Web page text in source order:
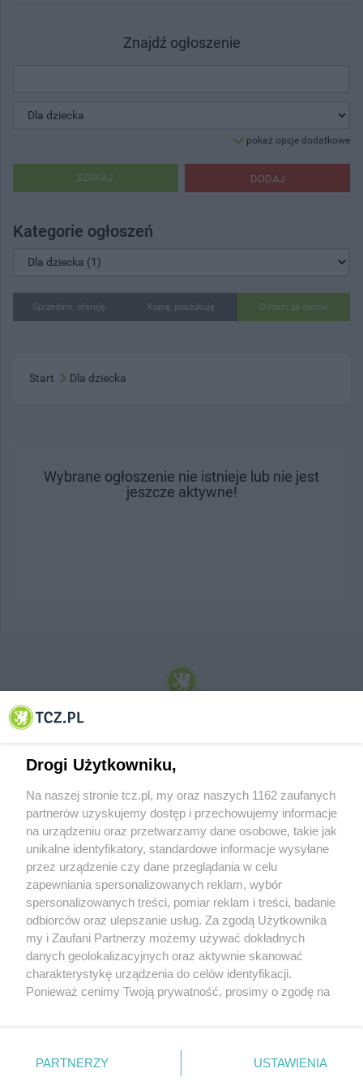
Znajdź ogłoszenie
pokaż opcje dodatkowe
DODAJ
SZUKAJ
Kategorie ogłoszeń
Sprzedam, oferuję Kupię, poszukuję Oddam za darmo
Start Dla dziecka
Wybrane ogłoszenie nie istnieje lub nie jest
jeszcze aktywne!
© 2001-2026 Tczew - TCZ.PL Sp. z o.o. Internetowy Serwis Informacyjny Miasta
O FIRMIE POLITYKA PRYWATNOŚCI HOSTING
REKLAMA WSPÓŁPRACA RSS FACEBOOK KONTAKT
Nasze serwisy
Aktualności
Tcz24
Historia miasta
Muzyka i kultura
Archiwum wydarzeń
Zdjęcia miasta
Drogi Użytkowniku,
Na naszej stronie tcz.pl, my oraz naszych 1162 zaufanych
partnerów uzyskujemy dostęp i przechowujemy informacje
na urządzeniu oraz przetwarzamy dane osobowe, takie jak
unikalne identyfikatory, standardowe informacje wysyłane
przez urządzenie czy dane przeglądania w celu
zapewniania spersonalizowanych reklam, wybór
spersonalizowanych treści, pomiar reklam i treści, badanie
odbiorców oraz ulepszanie usług. Za zgodą Użytkownika
my i Zaufani Partnerzy możemy używać dokładnych
danych geolokalizacyjnych oraz aktywnie skanować
charakterystykę urządzenia do celów identyfikacji.
Ponieważ cenimy Twoją prywatność, prosimy o zgodę na
znajdujący się w lewym dolnym rogu strony
. Niektóre
PARTNERZY USTAWIENIA